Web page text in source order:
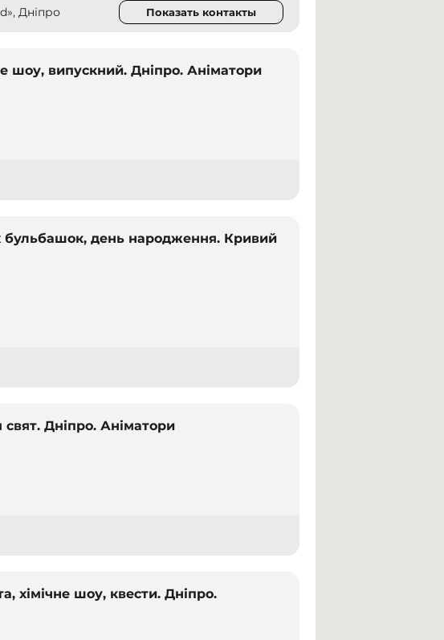
Дніпро Показать контакты
шоу, випускний. Дніпро. Аніматори
бульбашок, день народження. Кривий
свят. Дніпро. Аніматори
хімічне шоу, квести. Дніпро.